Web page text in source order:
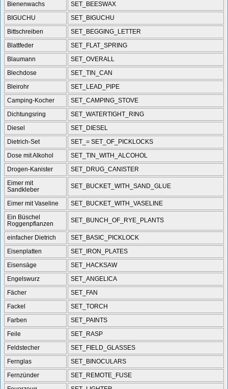
Bienenwachs
SET_BEESWAX
BIGUCHU
SET_BIGUCHU
Bittschreiben
SET_BEGGING_LETTER
Blattfeder
SET_FLAT_SPRING
Blaumann
SET_OVERALL
Blechdose
SET_TIN_CAN
Bleirohr
SET_LEAD_PIPE
Camping-Kocher
SET_CAMPING_STOVE
Dichtungsring
SET_WATERTIGHT_RING
Diesel
SET_DIESEL
Dietrich-Set
SET_= SET_OF_PICKLOCKS
Dose mit Alkohol
SET_TIN_WITH_ALCOHOL
Drogen-Kanister
SET_DRUG_CANISTER
Eimer mit
Sandkleber
SET_BUCKET_WITH_SAND_GLUE
Eimer mit Vaseline
SET_BUCKET_WITH_VASELINE
Ein Büschel
Roggenpflanzen
SET_BUNCH_OF_RYE_PLANTS
einfacher Dietrich
SET_BASIC_PICKLOCK
Eisenplatten
SET_IRON_PLATES
Eisensäge
SET_HACKSAW
Engelswurz
SET_ANGELICA
Fächer
SET_FAN
Fackel
SET_TORCH
Farben
SET_PAINTS
Feile
SET_RASP
Feldstecher
SET_FIELD_GLASSES
Fernglas
SET_BINOCULARS
Fernzünder
SET_REMOTE_FUSE